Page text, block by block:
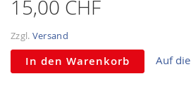
15,00 CHF
Zzgl. Versand
In den Warenkorb Auf